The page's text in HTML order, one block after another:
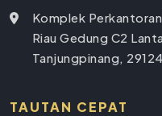
Komplek
Riau Gedung C2
Tanjungpinang, 29124
TAUTAN CEPAT